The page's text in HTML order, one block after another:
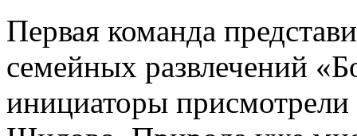
Первая команда
семейных развлечений
инициаторы присмотрели